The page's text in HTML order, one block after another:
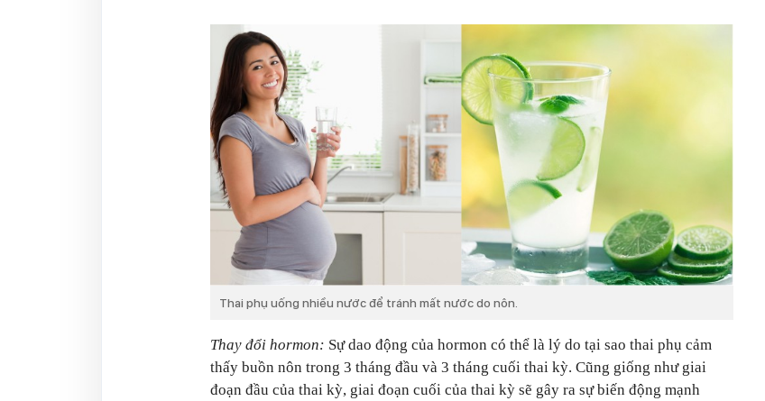
Thai phụ uống nhiều nước để tránh mất nước do nôn.
Thay đổi hormon: Sự dao động của hormon có thể là lý do tại sao thai phụ cảm
thấy buồn nôn trong 3 tháng đầu và 3 tháng cuối thai kỳ. Cũng giống như giai
đoạn đầu của thai kỳ, giai đoạn cuối của thai kỳ sẽ gây ra sự biến động mạnh